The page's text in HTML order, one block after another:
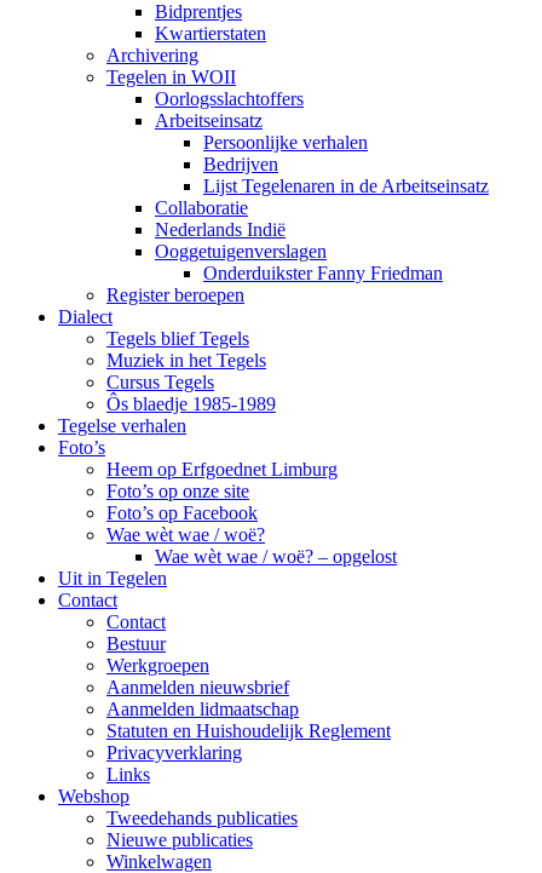
Bidprentjes
Kwartierstaten
Archivering
Tegelen in WOII
Oorlogsslachtoffers
Arbeitseinsatz
Persoonlijke verhalen
Bedrijven
Lijst Tegelenaren in de Arbeitseinsatz
Collaboratie
Nederlands Indië
Ooggetuigenverslagen
Onderduikster Fanny Friedman
Register beroepen
Dialect
Tegels blief Tegels
Muziek in het Tegels
Cursus Tegels
Ôs blaedje 1985-1989
Tegelse verhalen
Foto’s
Heem op Erfgoednet Limburg
Foto’s op onze site
Foto’s op Facebook
Wae wèt wae / woë?
Wae wèt wae / woë? – opgelost
Uit in Tegelen
Contact
Contact
Bestuur
Werkgroepen
Aanmelden nieuwsbrief
Aanmelden lidmaatschap
Statuten en Huishoudelijk Reglement
Privacyverklaring
Links
Webshop
Tweedehands publicaties
Nieuwe publicaties
Winkelwagen